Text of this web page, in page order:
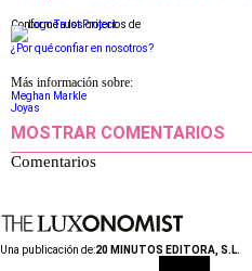
Conforme a los criterios de
¿Por qué confiar en nosotros?
Más información sobre:
Meghan Markle
Joyas
MOSTRAR COMENTARIOS
Comentarios
Una publicación de:20 MINUTOS EDITORA, S.L.